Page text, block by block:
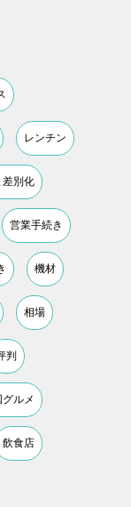
レンチン
差別化
営業手続き
機材
相場
判
ルメ
飲食店